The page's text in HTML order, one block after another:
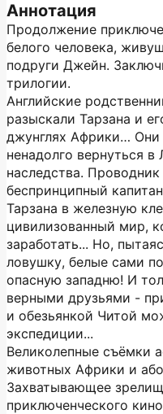
Аннотация
Продолжение
белого человека,
подруги Джейн.
трилогии.
Английские
разыскали Тарзана и
джунглях Африки… Они
ненадолго вернуться
наследства.
беспринципный
Тарзана в железную
цивилизованный мир,
заработать... Но,
ловушку, белые сами
опасную западню! И
верными друзьями -
и обезьянкой Читой
экспедиции...
Великолепные съёмки
животных Африки и
Захватывающее
приключенческого